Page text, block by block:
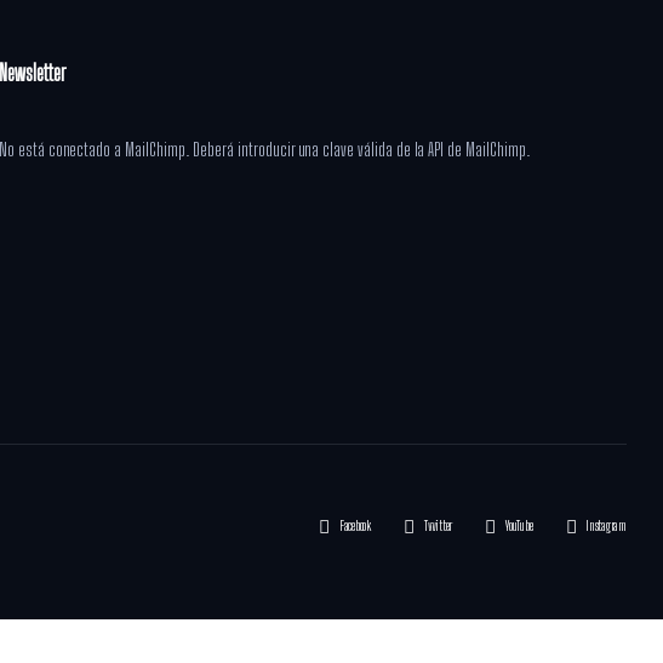
Newsletter
No está conectado a MailChimp. Deberá introducir una clave válida de la API de MailChimp.
Facebook Twitter YouTube Instagram